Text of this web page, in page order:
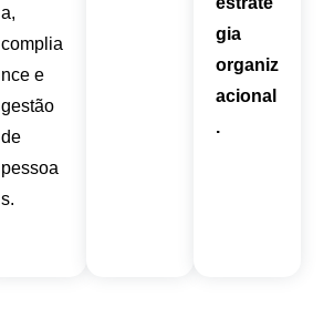
a,
complia
nce e
gestão
de
pessoa
s.
gia
organiz
acional
.